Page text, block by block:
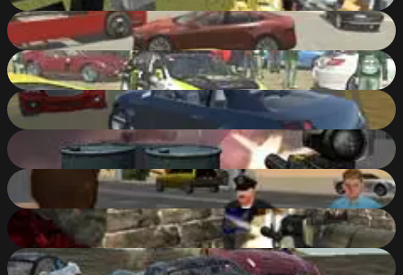
Evo-F
92%
Scrap Metal 2
85%
Offroader V5
85%
War Of Soldiers
60
Grand Shift Auto
85%
Army Force Strike
81
Scrap Metal